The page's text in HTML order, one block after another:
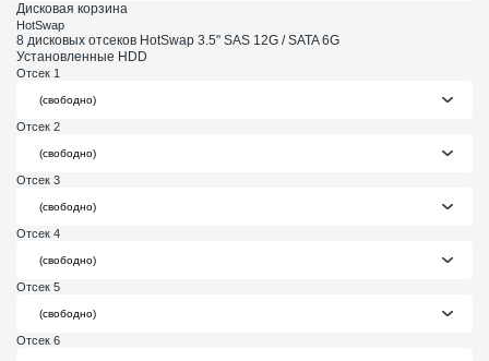
Дисковая корзина
HotSwap
8 дисковых отсеков HotSwap 3.5" SAS 12G / SATA 6G
Установленные HDD
Отсек 1
Отсек 2
Отсек 3
Отсек 4
Отсек 5
Отсек 6